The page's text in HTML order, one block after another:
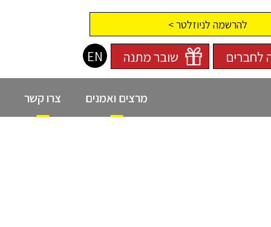
להרשמה לניוזלטר >
EN לחברים שובר מתנה
מרצים ואמנים צרו קשר